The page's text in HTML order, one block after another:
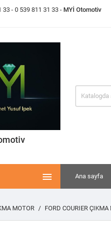
33- 0 539 811 31 33 - MYİ Otomotiv
 Ana sayfa
MOTOR FORD COURIER ÇIKMA